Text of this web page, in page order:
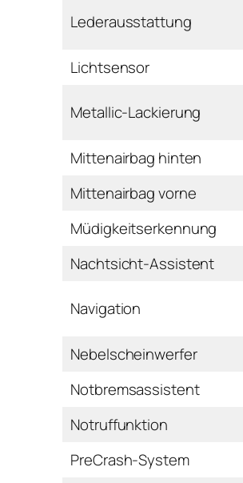
Lederausstattung
Lichtsensor
Metallic-Lackierung
Mittenairbag hinten
Mittenairbag vorne
Müdigkeitserkennung
Nachtsicht-Assistent
Navigation
Nebelscheinwerfer
Notbremsassistent
Notruffunktion
PreCrash-System